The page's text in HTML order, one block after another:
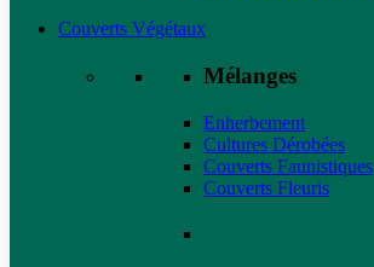
Couverts Végétaux
Mélanges
Enherbement
Cultures Dérobées
Couverts Faunistiques
Couverts Fleuris